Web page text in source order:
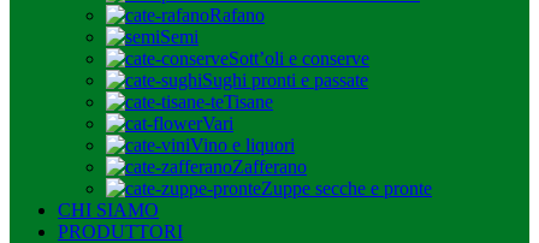
Rafano
Semi
Sott’oli e conserve
Sughi pronti e passate
Tisane
Vari
Vino e liquori
Zafferano
Zuppe secche e pronte
CHI SIAMO
PRODUTTORI